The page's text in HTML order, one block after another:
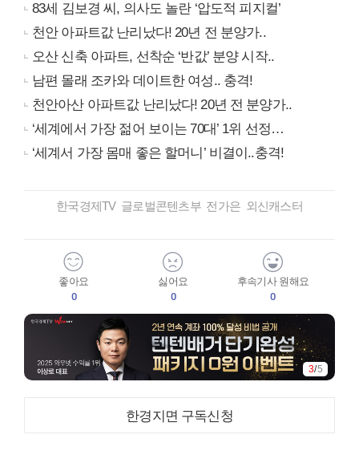
83세 김보경 씨, 의사도 놀란 ‘압도적 피지컬’
천안 아파트값 난리났다! 20년 전 분양가..
오산 신축 아파트, 선착순 ‘반값’ 분양 시작..
남편 몰래 조카와 데이트한 여성.. 충격!
천안아산 아파트값 난리났다! 20년 전 분양가..
‘세계에서 가장 젊어 보이는 70대’ 1위 선정…
‘세계서 가장 몸매 좋은 할머니’ 비결이..충격!
한국경제TV 글로벌콘텐츠부 전가은 외신캐스터
좋아요
0
싫어요
0
후속기사 원해요
0
4/5
한경지면 구독신청